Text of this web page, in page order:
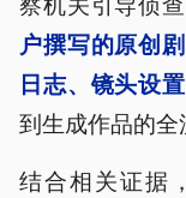
户撰写的原创
日志、镜头设
到生成作品的全
结合相关证据